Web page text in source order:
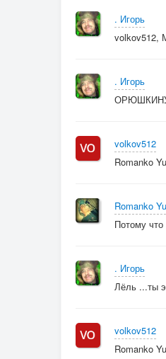
. Игорь
. Игорь
volkov512
Romanko
Romanko
Потому
. Игорь
Лёль ...ты
volkov512
Romanko